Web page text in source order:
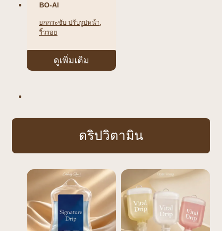
BO-Al
ยกกระชับ ปรับรูปหน้า
ริ้วรอย
ดูเพิ่มเติม
ดริปวิตามิน